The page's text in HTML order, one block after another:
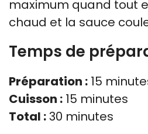
maximum quand tout
chaud et la sauce
Temps de
Préparation : 15
Cuisson : 15 minutes
Total :30 minutes